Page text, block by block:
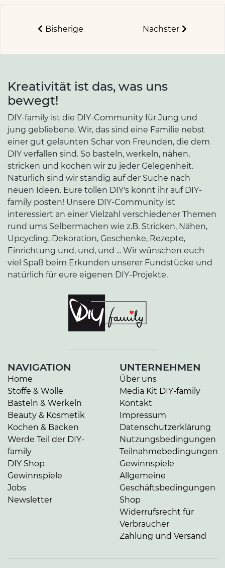
Bisherige Nächster
Kreativität ist das, was uns
bewegt!
DIY-family ist die DIY-Community für Jung und
jung gebliebene. Wir, das sind eine Familie nebst
einer gut gelaunten Schar von Freunden, die dem
DIY verfallen sind. So basteln, werkeln, nähen,
stricken und kochen wir zu jeder Gelegenheit.
Natürlich sind wir ständig auf der Suche nach
neuen Ideen. Eure tollen DIY's könnt ihr auf DIY-
family posten! Unsere DIY-Community ist
interessiert an einer Vielzahl verschiedener Themen
rund ums Selbermachen wie z.B. Stricken, Nähen,
Upcycling, Dekoration, Geschenke, Rezepte,
Einrichtung und, und, und ... Wir wünschen euch
viel Spaß beim Erkunden unserer Fundstücke und
natürlich für eure eigenen DIY-Projekte.
NAVIGATION
Home
Stoffe & Wolle
Basteln & Werkeln
Beauty & Kosmetik
Kochen & Backen
Werde Teil der DIY-
family
DIY Shop
Gewinnspiele
Jobs
Newsletter
UNTERNEHMEN
Über uns
Media Kit DIY-family
Kontakt
Impressum
Datenschutzerklärung
Nutzungsbedingungen
Teilnahmebedingungen
Gewinnspiele
Allgemeine
Geschäftsbedingungen
Shop
Widerrufsrecht für
Verbraucher
Zahlung und Versand